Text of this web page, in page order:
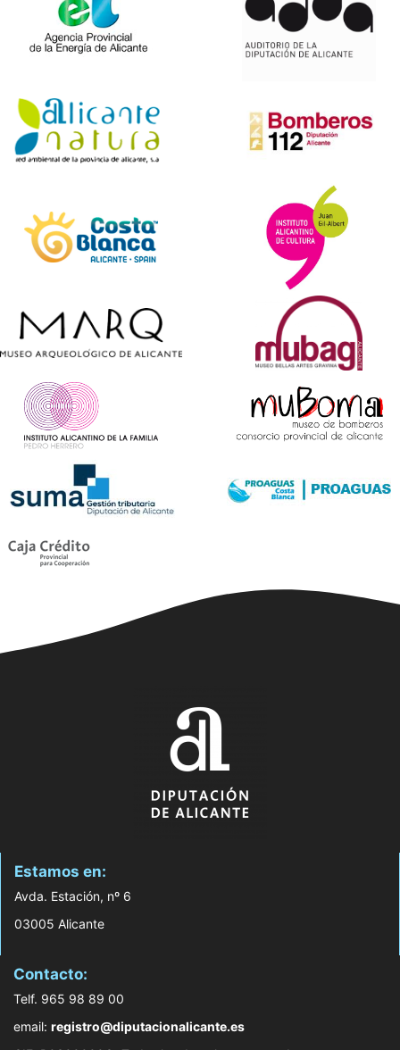
Estamos en:
Avda. Estación, nº 6
03005 Alicante
Contacto:
Telf. 965 98 89 00
email: registro@diputacionalicante.es